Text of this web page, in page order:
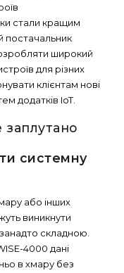
стали кращим
постачальник
широкий
для різних
клієнтам нові
додатків IoT.
заплутано
системну
або інших
виникнути
складною.
4000 дані
в хмару без